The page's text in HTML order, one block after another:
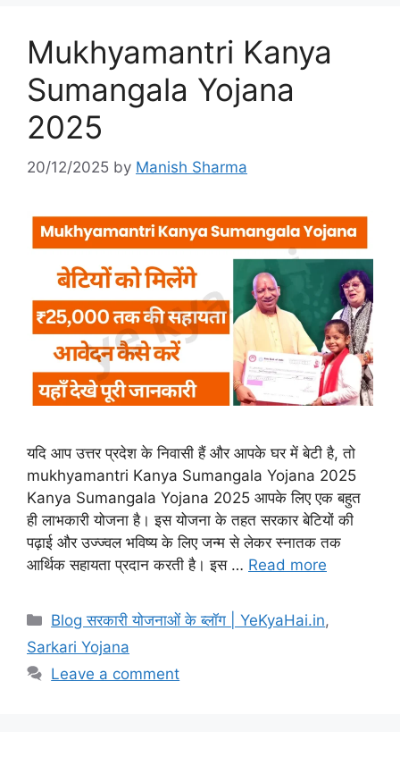
Mukhyamantri Kanya
Sumangala Yojana
2025
20/12/2025 by Manish Sharma
यदि आप उत्तर प्रदेश के निवासी हैं और आपके घर में बेटी है, तो
mukhyamantri Kanya Sumangala Yojana 2025
Kanya Sumangala Yojana 2025 आपके लिए एक बहुत
ही लाभकारी योजना है। इस योजना के तहत सरकार बेटियों की
पढ़ाई और उज्ज्वल भविष्य के लिए जन्म से लेकर स्नातक तक
आर्थिक सहायता प्रदान करती है। इस … Read more
Blog सरकारी योजनाओं के ब्लॉग | YeKyaHai.in,
Sarkari Yojana
Leave a comment